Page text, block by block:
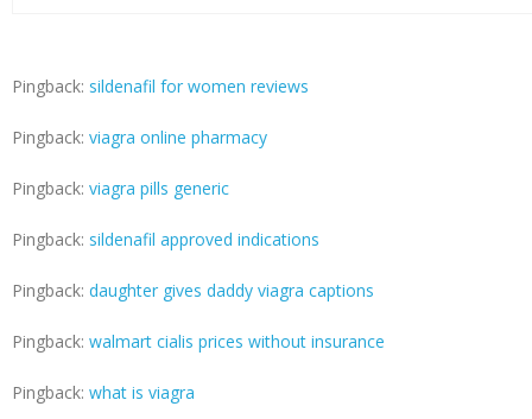
Pingback: sildenafil for women reviews
Pingback: viagra online pharmacy
Pingback: viagra pills generic
Pingback: sildenafil approved indications
Pingback: daughter gives daddy viagra captions
Pingback: walmart cialis prices without insurance
Pingback: what is viagra